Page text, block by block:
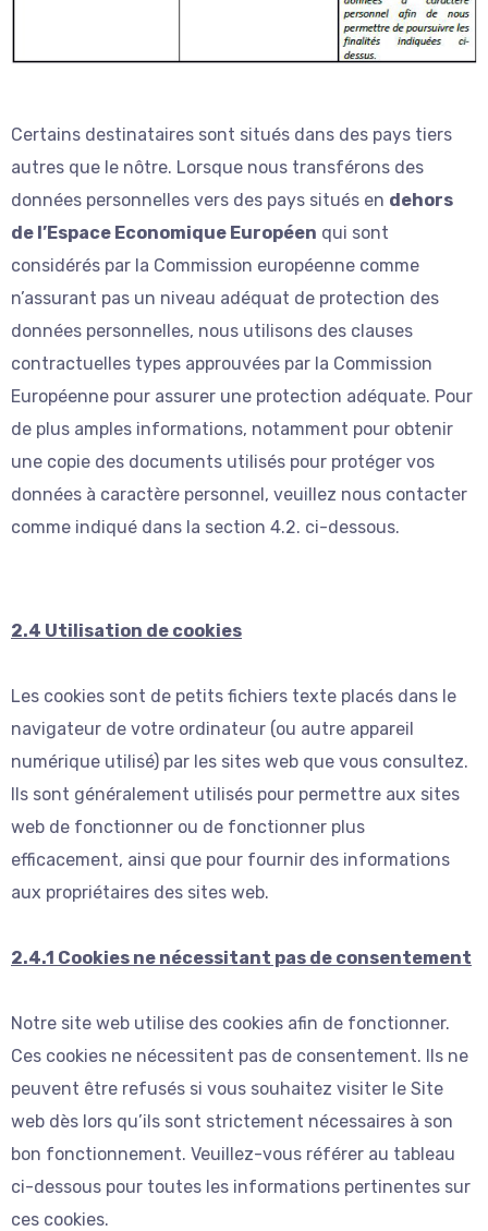
Certains destinataires sont situés dans des pays tiers
autres que le nôtre. Lorsque nous transférons des
données personnelles vers des pays situés en dehors
de l’Espace Economique Européen qui sont
considérés par la Commission européenne comme
n’assurant pas un niveau adéquat de protection des
données personnelles, nous utilisons des clauses
contractuelles types approuvées par la Commission
Européenne pour assurer une protection adéquate. Pour
de plus amples informations, notamment pour obtenir
une copie des documents utilisés pour protéger vos
données à caractère personnel, veuillez nous contacter
comme indiqué dans la section 4.2. ci-dessous.
2.4 Utilisation de cookies
Les cookies sont de petits fichiers texte placés dans le
navigateur de votre ordinateur (ou autre appareil
numérique utilisé) par les sites web que vous consultez.
Ils sont généralement utilisés pour permettre aux sites
web de fonctionner ou de fonctionner plus
efficacement, ainsi que pour fournir des informations
aux propriétaires des sites web.
2.4.1 Cookies ne nécessitant pas de consentement
Notre site web utilise des cookies afin de fonctionner.
Ces cookies ne nécessitent pas de consentement. Ils ne
peuvent être refusés si vous souhaitez visiter le Site
web dès lors qu’ils sont strictement nécessaires à son
bon fonctionnement. Veuillez-vous référer au tableau
ci-dessous pour toutes les informations pertinentes sur
ces cookies.